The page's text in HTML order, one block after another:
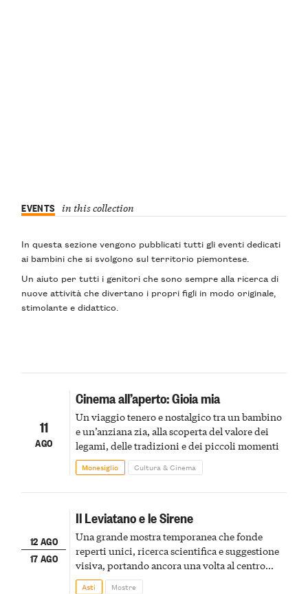
EVENTS in this collection
In questa sezione vengono pubblicatitutti gli eventi dedicati
ai bambini che si svolgono sul territorio piemontese.
Un aiuto per tutti i genitori che sono sempre alla ricerca di
nuove attività che divertano i propri figli in modo originale,
stimolante edidattico.
11
AGO
Cinema all’aperto: Gioia mia
Un viaggio tenero e nostalgico tra un bambino
e un’anziana zia, alla scoperta del valore dei
legami, delle tradizioni e dei piccoli momenti
Monesiglio Cultura & Cinema
12 AGO
17 AGO
Il Leviatano e le Sirene
Una grande mostra temporanea che fonde
reperti unici, ricerca scientifica e suggestione
visiva, portando ancora una volta al centro
della scena le meraviglie del passato astigiano
Asti Mostre